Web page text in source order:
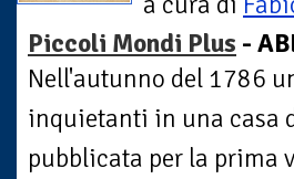
Piccoli Mondi Plus -
Nell'autunno del 1786
inquietanti in una casa
pubblicata per la prima